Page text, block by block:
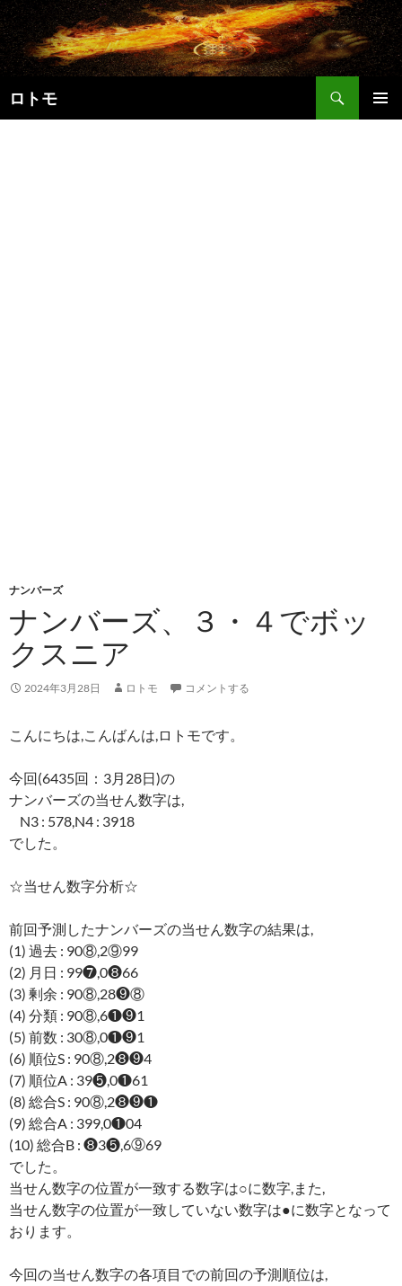
コ
ン
テ
ン
ツ
へ
ロトモ
索
ナンバーズ
ナンバーズ、３・４でボッ
クスニア
2024年3月28日 ロトモ コメントする
こんにちは,こんばんは,ロトモです。
今回(6435回：3月28日)の
ナンバーズの当せん数字は,
N3 : 578,N4 : 3918
でした。
☆当せん数字分析☆
前回予測したナンバーズの当せん数字の結果は,
(1) 過去 : 90⑧,2⑨99
(2) 月日 : 99❼,0❽66
(3) 剰余 : 90⑧,28❾⑧
(4) 分類 : 90⑧,6❶❾1
(5) 前数 : 30⑧,0❶❾1
(6) 順位S : 90⑧,2❽❾4
(7) 順位A : 39❺,0❶61
(8) 総合S : 90⑧,2❽❾❶
(9) 総合A : 399,0❶04
(10) 総合B : ❽3❺,6⑨69
でした。
当せん数字の位置が一致する数字は○に数字,また,
当せん数字の位置が一致していない数字は●に数字となって
おります。
今回の当せん数字の各項目での前回の予測順位は,